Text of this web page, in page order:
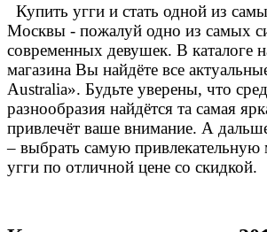
Купить угги и стать одной из
Москвы - пожалуй одно из самых
современных девушек. В каталоге
магазина Вы найдёте все
Australia». Будьте уверены, что
разнообразия найдётся та самая
привлечёт ваше внимание. А
– выбрать самую привлекательную
угги по отличной цене со скидкой.